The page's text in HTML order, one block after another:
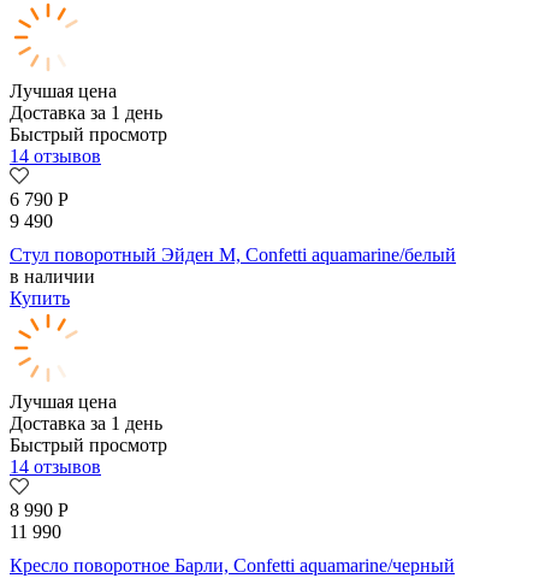
Лучшая цена
Доставка за 1 день
Быстрый просмотр
14 отзывов
6 790 Р
9 490
Стул поворотный Эйден М, Confetti aquamarine/белый
в наличии
Купить
Лучшая цена
Доставка за 1 день
Быстрый просмотр
14 отзывов
8 990 Р
11 990
Кресло поворотное Барли, Confetti aquamarine/черный